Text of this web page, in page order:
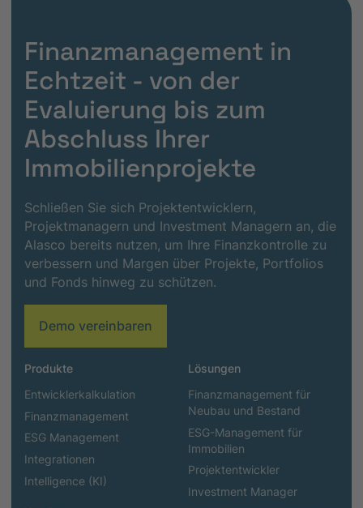
Finanzmanagement in
Echtzeit - von der
Evaluierung bis zum
Abschluss Ihrer
Immobilienprojekte
Schließen Sie sich Projektentwicklern,
Projektmanagern und Investment Managern an, die
Alasco bereits nutzen, um Ihre Finanzkontrolle zu
verbessern und Margen über Projekte, Portfolios
und Fonds hinweg zu schützen.
Demo vereinbaren
Produkte
Entwicklerkalkulation
Finanzmanagement
ESG Management
Integrationen
Intelligence (KI)
Lösungen
Finanzmanagement für
Neubau und Bestand
ESG-Management für
Immobilien
Projektentwickler
Investment Manager